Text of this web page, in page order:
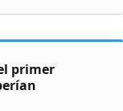
primer